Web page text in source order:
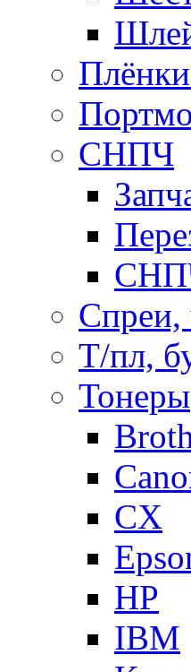
СНПЧ
Спреи,
Т/пл,
Тонеры
CX
HP
IBM